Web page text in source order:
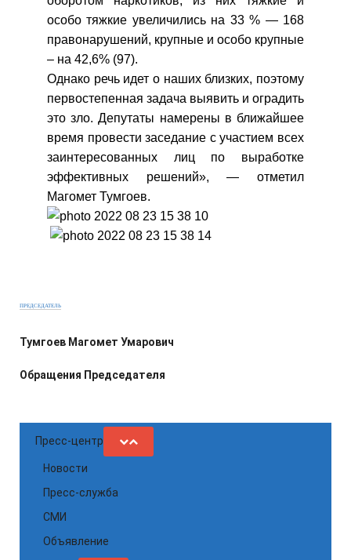
особо тяжкие увеличились на 33 % — 168
правонарушений, крупные и особо крупные
– на 42,6% (97).
Однако речь идет о наших близких, поэтому
первостепенная задача выявить и оградить
это зло. Депутаты намерены в ближайшее
время провести заседание с участием всех
заинтересованных лиц по выработке
эффективных решений», — отметил
Магомет Тумгоев.
ПРЕДСЕДАТЕЛЬ
Тумгоев Магомет Умарович
Обращения Председателя
Пресс-центр
Новости
Пресс-служба
СМИ
Объявление